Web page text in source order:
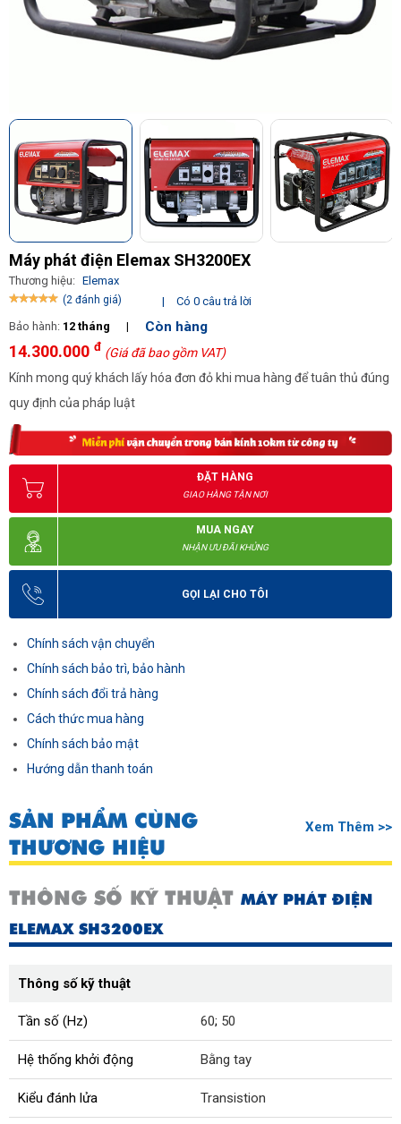
Máy phát điện Elemax SH3200EX
Thương hiệu: Elemax
(2 đánh giá) |
Có 0 câu trả lời
Bảo hành: 12 tháng | Còn hàng
14.300.000 đ (Giá đã bao gồm VAT)
Kính mong quý khách lấy hóa đơn đỏ khi mua hàng để tuân thủ đúng
quy định của pháp luật
ĐẶT HÀNG
GIAO HÀNG TẬN NƠI
MUA NGAY
NHẬN ƯU ĐÃI KHỦNG
GỌI LẠI CHO TÔI
Chính sách vận chuyển
Chính sách bảo trì, bảo hành
Chính sách đổi trả hàng
Cách thức mua hàng
Chính sách bảo mật
Hướng dẫn thanh toán
SẢN PHẨM CÙNG
THƯƠNG HIỆU
Xem Thêm >>
THÔNG SỐ KỸ THUẬT MÁY PHÁT ĐIỆN
ELEMAX SH3200EX
Thông số kỹ thuật
Tần số (Hz) 60; 50
Hệ thống khởi động Bằng tay
Kiểu đánh lửa Transistion